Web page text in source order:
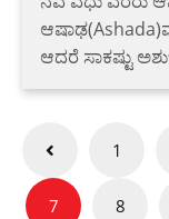
ಆದರೆ ಸಾಕಷ್ಟು
Posts
pagination
1
7 8